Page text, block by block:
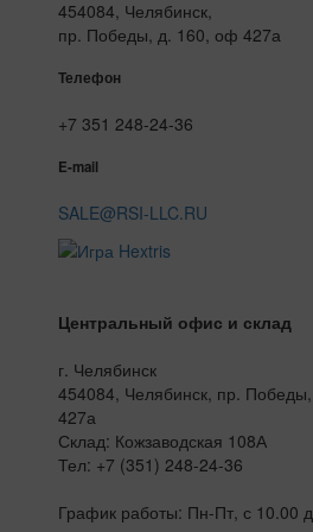
454084, Челябинск,
пр. Победы, д. 160, оф 427а
Телефон
+7 351 248-24-36
E-mail
SALE@RSI-LLC.RU
Центральный офис и склад
г. Челябинск
454084, Челябинск, пр.
427а
Склад: Кожзаводская 108А
Тел: +7 (351) 248-24-36
График работы: Пн-Пт, с 10.00